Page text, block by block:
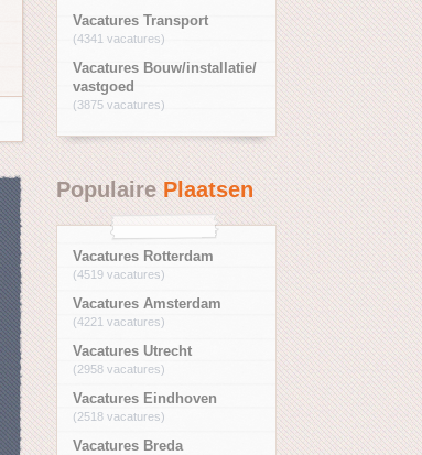
Vacatures Transport
(4341 vacatures)
Vacatures Bouw/installatie/
vastgoed
(3875 vacatures)
Populaire Plaatsen
Vacatures Rotterdam
(4519 vacatures)
Vacatures Amsterdam
(4221 vacatures)
Vacatures Utrecht
(2958 vacatures)
Vacatures Eindhoven
(2518 vacatures)
Vacatures Breda